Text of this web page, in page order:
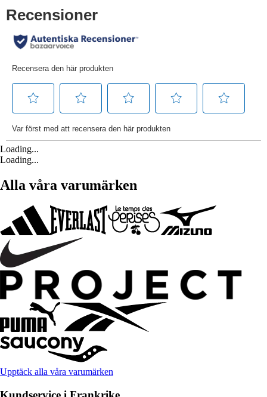
Loading...
Loading...
Alla våra varumärken
Upptäck alla våra varumärken